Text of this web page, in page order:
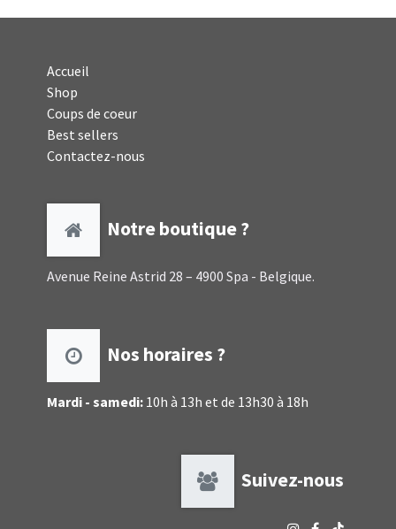
Accueil
Shop
Coups de coeur
Best sellers
Contactez-nous
Notre boutique ?
Avenue Reine Astrid 28 – 4900 Spa - Belgique.
Nos horaires ?
Mardi - samedi: 10h à 13h et de 13h30 à 18h
Suivez-nous